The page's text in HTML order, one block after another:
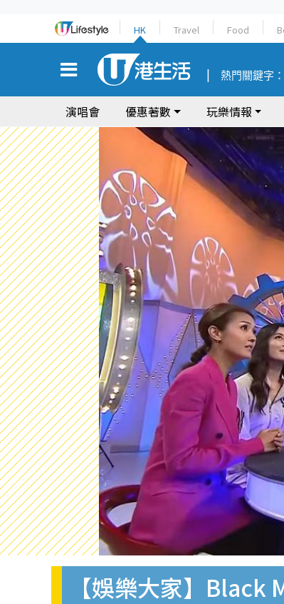
HK Travel Food
熱門關鍵字：
演唱會 優惠著數 玩樂情報
【娛樂大家】Black